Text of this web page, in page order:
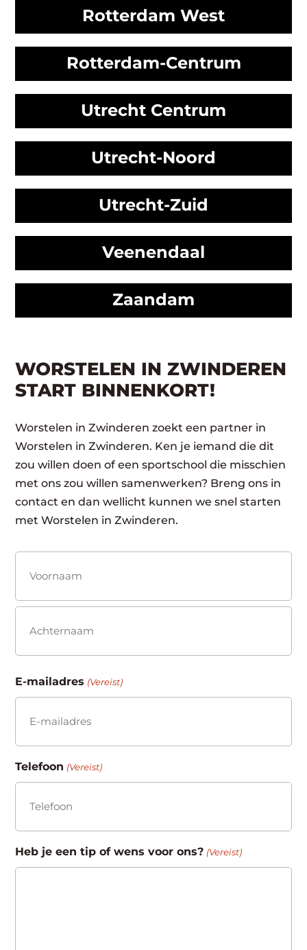
Rotterdam West
Rotterdam-Centrum
Utrecht Centrum
Utrecht-Noord
Utrecht-Zuid
Veenendaal
Zaandam
WORSTELEN IN ZWINDEREN
START BINNENKORT!
Worstelen in Zwinderen zoekt een partner in
Worstelen in Zwinderen. Ken je iemand die dit
zou willen doen of een sportschool die misschien
met ons zou willen samenwerken? Breng ons in
contact en dan wellicht kunnen we snel starten
met Worstelen in Zwinderen.
(Vereist)
Voornaam
E-mailadres (Vereist)
Telefoon (Vereist)
Heb je een tip of wens voor ons? (Vereist)